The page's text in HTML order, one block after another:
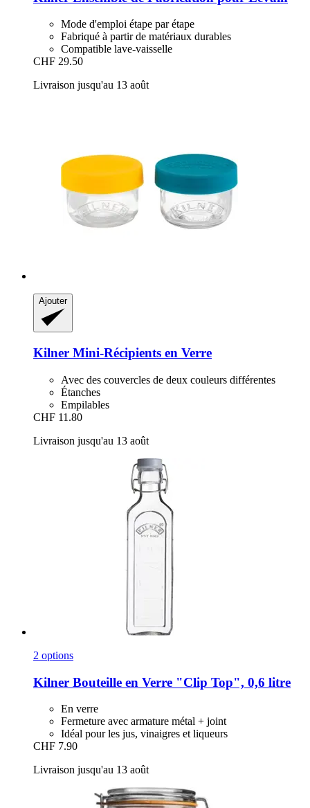
Mode d'emploi étape par étape
Fabriqué à partir de matériaux durables
Compatible lave-vaisselle
CHF 29.50
Livraison jusqu'au 13 août
Ajouter
Kilner Mini-​Récipients en Verre
Avec des couvercles de deux couleurs différentes
Étanches
Empilables
CHF 11.80
Livraison jusqu'au 13 août
2 options
Kilner Bouteille en Verre "Clip Top", 0,6 litre
En verre
Fermeture avec armature métal + joint
Idéal pour les jus, vinaigres et liqueurs
CHF 7.90
Livraison jusqu'au 13 août